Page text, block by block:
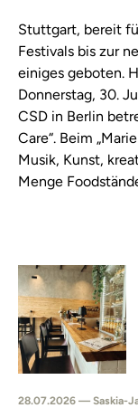
Stuttgart, bereit
Festivals bis zur
einiges geboten.
Donnerstag, 30.
CSD in Berlin
Care“. Beim
Musik, Kunst,
Menge
28.07.2026 — Saskia-